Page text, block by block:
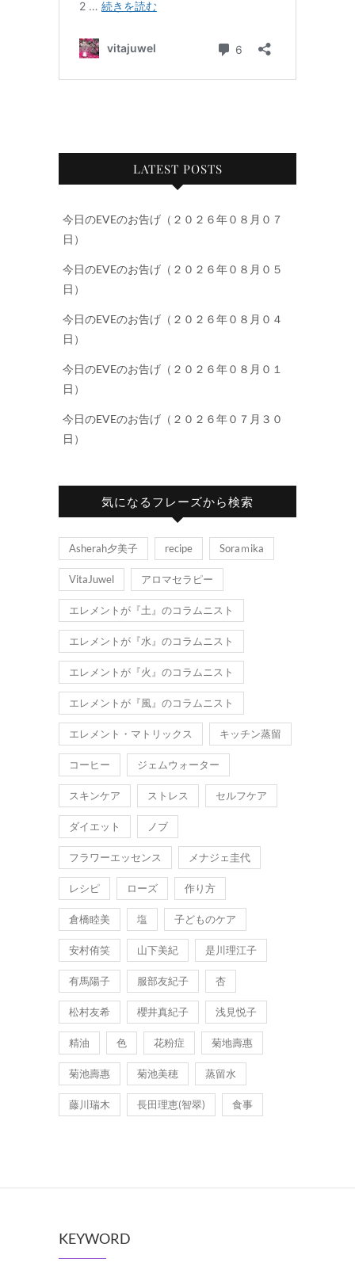
LATEST POSTS
今日のEVEのお告げ（２０２６年０８月０７
日）
今日のEVEのお告げ（２０２６年０８月０５
日）
今日のEVEのお告げ（２０２６年０８月０４
日）
今日のEVEのお告げ（２０２６年０８月０１
日）
今日のEVEのお告げ（２０２６年０７月３０
日）
気になるフレーズから検索
Asherah夕美子 recipe Soraｍika
VitaJuwel アロマセラピー
エレメントが『土』のコラムニスト
エレメントが『水』のコラムニスト
エレメントが『火』のコラムニスト
エレメントが『風』のコラムニスト
エレメント・マトリックス キッチン蒸留
コーヒー ジェムウォーター
スキンケア ストレス セルフケア
ダイエット ノブ
フラワーエッセンス メナジェ圭代
レシピ ローズ 作り方
倉橋睦美 塩 子どものケア
安村侑笑 山下美紀 是川理江子
有馬陽子 服部友紀子 杏
松村友希 櫻井真紀子 浅見悦子
精油 色 花粉症 菊地壽惠
菊池壽惠 菊池美穂 蒸留水
藤川瑞木 長田理恵(智翠) 食事
KEYWORD